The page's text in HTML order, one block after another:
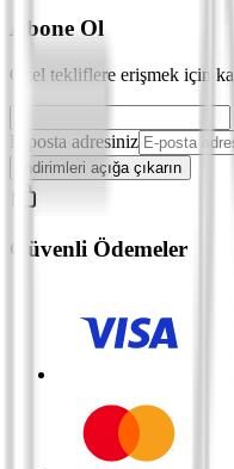
Abone Ol
Özel tekliflere erişmek için
E-posta adresiniz
İndirimleri açığa çıkarın
Güvenli Ödemeler